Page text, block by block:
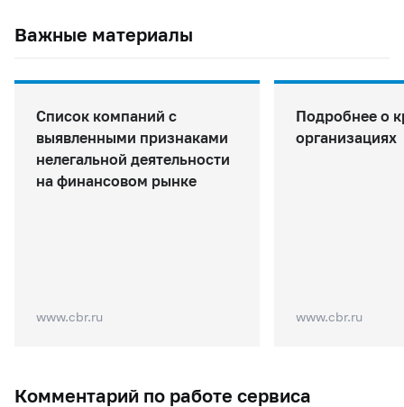
Важные материалы
Список компаний с
выявленными признаками
нелегальной деятельности
на финансовом рынке
www.cbr.ru
Подробнее о
организациях
www.cbr.ru
Комментарий по работе сервиса